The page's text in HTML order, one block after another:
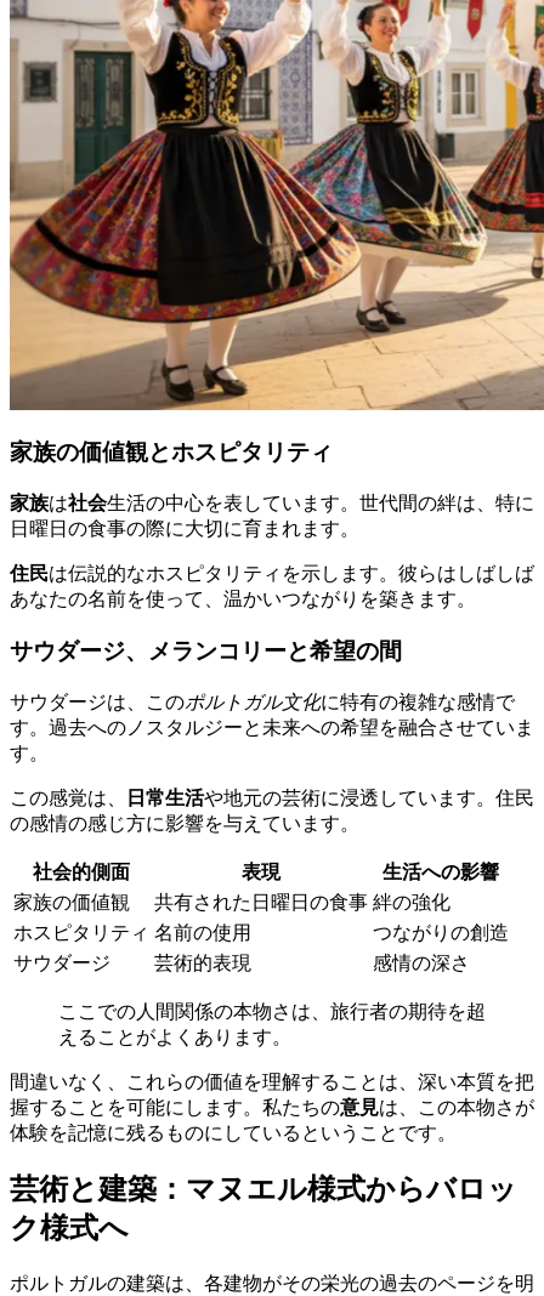
家族の価値観とホスピタリティ
家族は社会生活の中心を表しています。世代間の絆は、特に
日曜日の食事の際に大切に育まれます。
住民は伝説的なホスピタリティを示します。彼らはしばしば
あなたの名前を使って、温かいつながりを築きます。
サウダージ、メランコリーと希望の間
サウダージは、このポルトガル文化に特有の複雑な感情で
す。過去へのノスタルジーと未来への希望を融合させていま
す。
この感覚は、 日常生活や地元の芸術に浸透しています。住民
の感情の感じ方に影響を与えています。
社会的側面 表現
生活への影響
家族の価値観
共有された日曜日の食事 絆の強化
ホスピタリティ 名前の使用
つながりの創造
サウダージ
芸術的表現 感情の深さ
ここでの人間関係の本物さは、旅行者の期待を超
えることがよくあります。
間違いなく、これらの価値を理解することは、深い本質を把
握することを可能にします。私たちの意見は、この本物さが
体験を記憶に残るものにしているということです。
芸術と建築：マヌエル様式からバロッ
ク様式へ
ポルトガルの建築は、各建物がその栄光の過去のページを明